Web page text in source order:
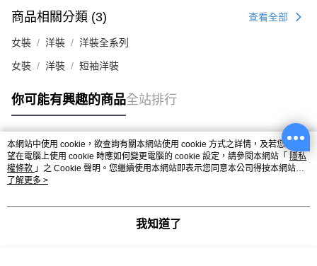
商品相關分類 (3) 查看全部
女裝 洋裝 洋裝全系列
女裝 洋裝 短袖洋裝
你可能有興趣的商品全站排行
熱門標籤
本網站中使用 cookie，欲查詢有關本網站使用 cookie 方式之詳情，及若您不希
望在電腦上使用 cookie 時應如何變更電腦的 cookie 設定，請參閱本網站「 隱私
權條款 」之 Cookie 聲明。您繼續使用本網站即表示您同意本公司得按本網站使
用條款之 Cookie 聲明使用 cookie。
了解更多 >
我知道了